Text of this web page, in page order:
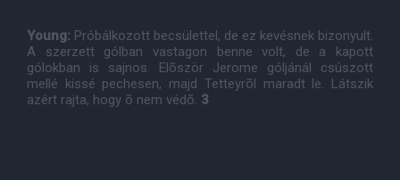
Young: Próbálkozott becsülettel, de ez kevésnek bizonyult.
A szerzett gólban vastagon benne volt, de a kapott
gólokban is sajnos. Elõször Jerome góljánál csúszott
mellé kissé pechesen, majd Tetteyrõl maradt le. Látszik
azért rajta, hogy õ nem védõ. 3